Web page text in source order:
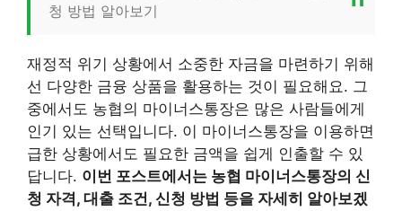
청 방법 알아보기
재정적 위기 상황에서 소중한 자금을 마련하기 위해
선 다양한 금융 상품을 활용하는 것이 필요해요. 그
중에서도 농협의 마이너스통장은 많은 사람들에게
인기 있는 선택입니다. 이 마이너스통장을 이용하면
급한 상황에서도 필요한 금액을 쉽게 인출할 수 있
답니다. 이번 포스트에서는 농협 마이너스통장의 신
청 자격, 대출 조건, 신청 방법 등을 자세히 알아보겠